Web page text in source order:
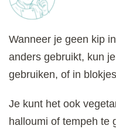
Wanneer je geen kip
anders gebruikt, kun
gebruiken, of in
Je kunt het ook
halloumi of tempeh te